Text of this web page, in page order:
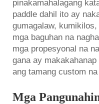
pinakamahalagang
paddle dahil ito ay
gumagalaw,
mga baguhan na
mga propesyonal na
gana ay
ang tamang custom
Mga